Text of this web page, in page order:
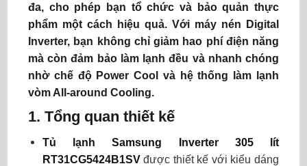
đa, cho phép bạn tổ chức và bảo quản thực
phẩm một cách hiệu quả. Với máy nén Digital
Inverter, bạn không chỉ giảm hao phí điện năng
mà còn đảm bảo làm lạnh đều và nhanh chóng
nhờ chế độ Power Cool và hệ thống làm lạnh
vòm All-around Cooling.
1. Tổng quan thiết kế
Tủ lạnh Samsung Inverter 305 lít
RT31CG5424B1SVđược thiết kế với kiểu dáng